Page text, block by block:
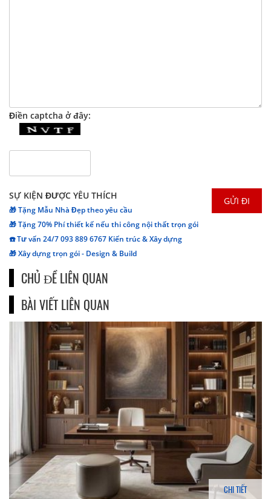
Điền captcha ở đây:
SỰ KIỆN ĐƯỢC YÊU THÍCH
🎁 Tặng Mẫu Nhà Đẹp theo yêu cầu
🎁 Tặng 70% Phí thiết kế nếu thi công nội thất trọn gói
☎️ Tư vấn 24/7 093 889 6767 Kiến trúc & Xây dựng
🎁 Xây dựng trọn gói - Design & Build
CHỦ ĐỀ LIÊN QUAN
BÀI VIẾT LIÊN QUAN
CHI TIẾT